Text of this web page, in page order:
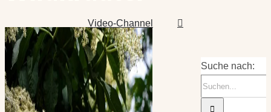
Video-Channel
Suche nach: